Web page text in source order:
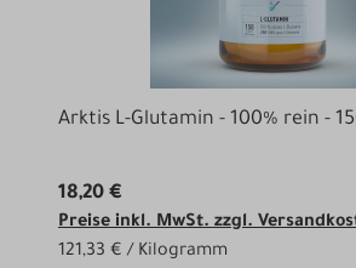
Arktis L-Glutamin - 100% rein -
18,20 €
Preise inkl. MwSt. zzgl.
121,33 € / Kilogramm